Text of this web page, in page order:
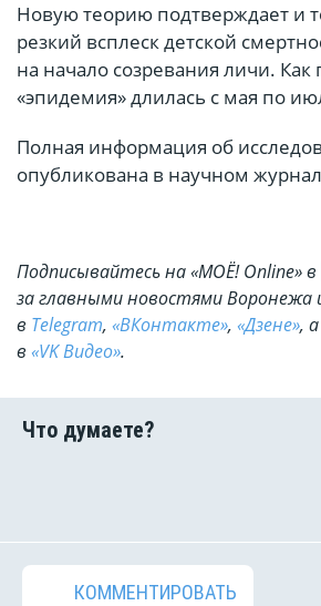
Новую теорию подтверждает и
резкий всплеск детской
на начало созревания личи. Как
«эпидемия» длилась с мая по
Полная информация об
опубликована в научном
Подписывайтесь на «МОЁ! Online» в
за главными новостями Воронежа
в Telegram, «ВКонтакте», «Дзене»,
в «VK Видео».
КОММЕНТИРОВАТЬ